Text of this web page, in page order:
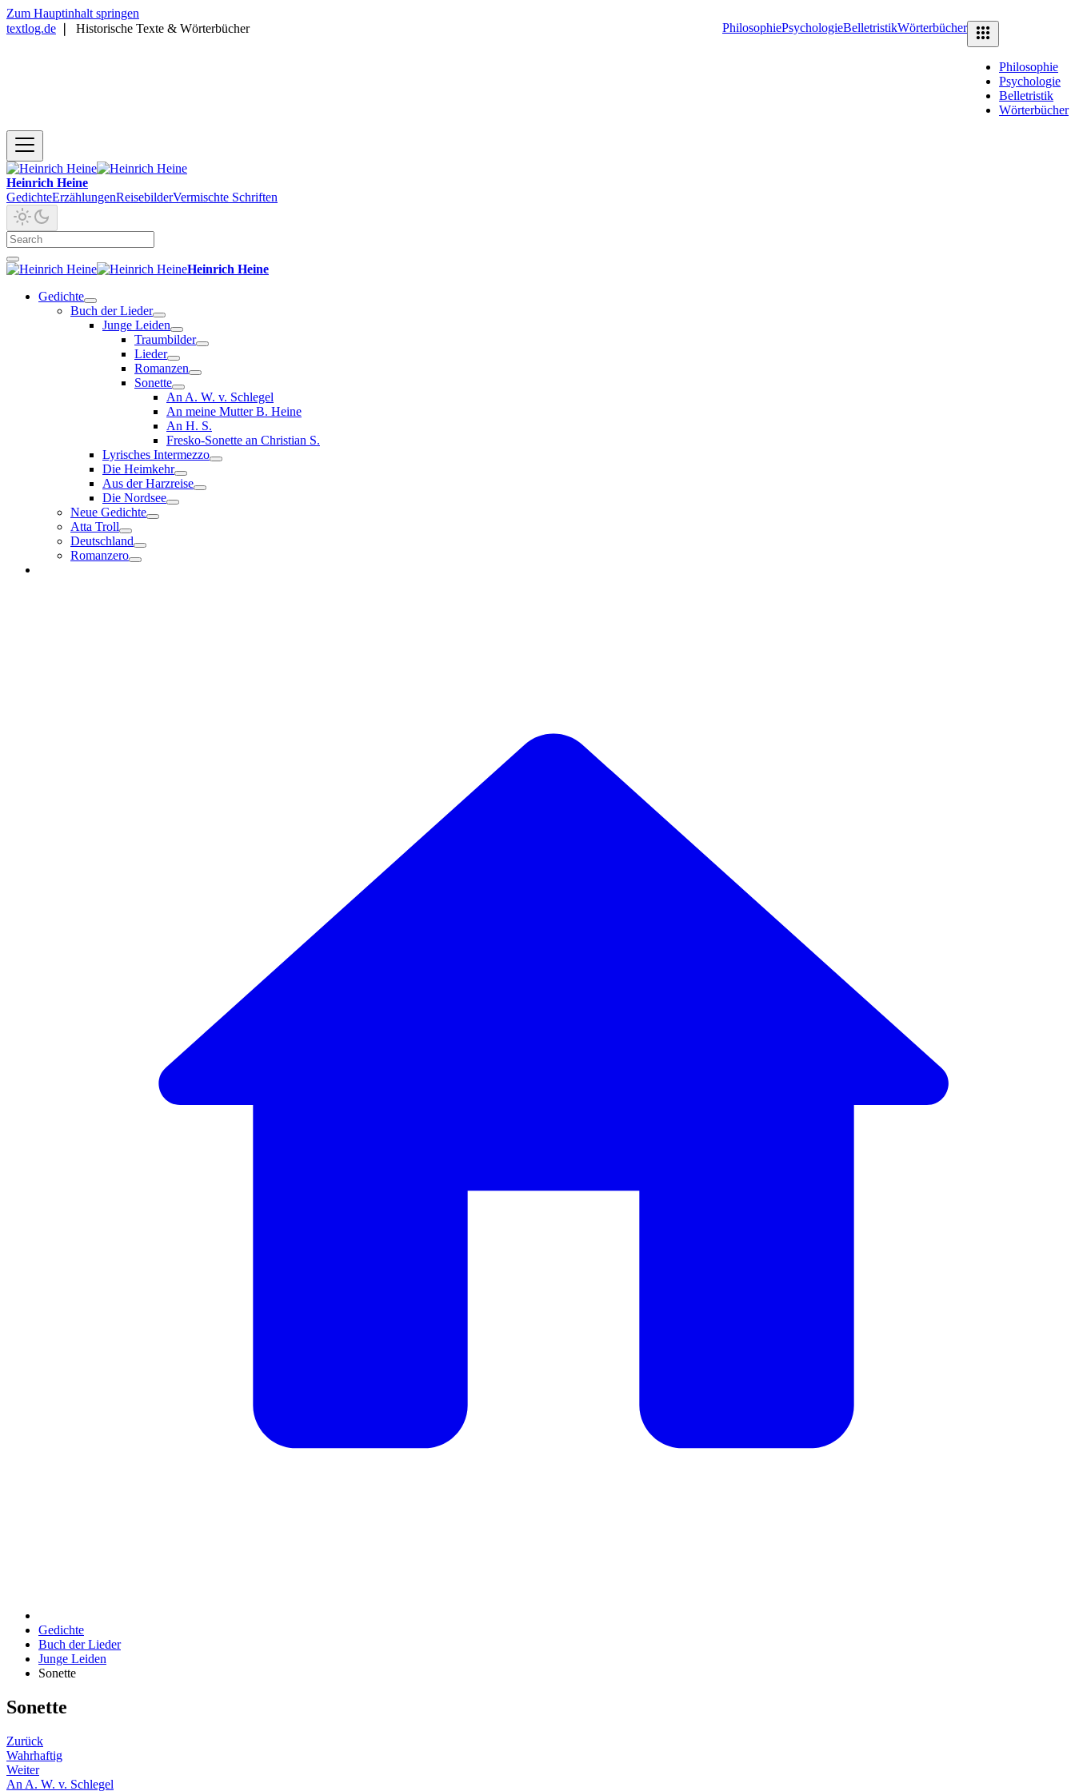
Zum Hauptinhalt springen
textlog.de
Historische Texte & Wörterbücher PhilosophiePsychologieBelletristikWörterbücher
Philosophie
Psychologie
Belletristik
Wörterbücher
Heinrich Heine
GedichteErzählungenReisebilderVermischte Schriften
Heinrich Heine
Gedichte
Buch der Lieder
Junge Leiden
Traumbilder
Lieder
Romanzen
Sonette
An A. W. v. Schlegel
An meine Mutter B. Heine
An H. S.
Fresko-Sonette an Christian S.
Lyrisches Intermezzo
Die Heimkehr
Aus der Harzreise
Die Nordsee
Neue Gedichte
Atta Troll
Deutschland
Romanzero
Gedichte
Buch der Lieder
Junge Leiden
Sonette
Sonette
Zurück
Wahrhaftig
Weiter
An A. W. v. Schlegel